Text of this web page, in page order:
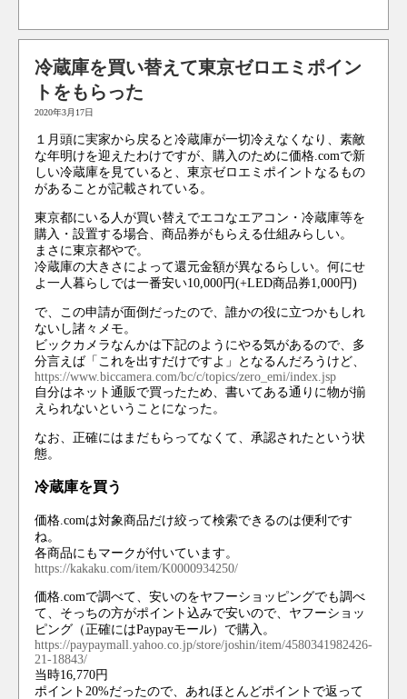
冷蔵庫を買い替えて東京ゼロエミポイン
トをもらった
2020年3月17日
１月頭に実家から戻ると冷蔵庫が一切冷えなくなり、素敵
な年明けを迎えたわけですが、購入のために価格.comで新
しい冷蔵庫を見ていると、東京ゼロエミポイントなるもの
があることが記載されている。
東京都にいる人が買い替えでエコなエアコン・冷蔵庫等を
購入・設置する場合、商品券がもらえる仕組みらしい。
まさに東京都やで。
冷蔵庫の大きさによって還元金額が異なるらしい。何にせ
よ一人暮らしでは一番安い10,000円(+LED商品券1,000円)
で、この申請が面倒だったので、誰かの役に立つかもしれ
ないし諸々メモ。
ビックカメラなんかは下記のようにやる気があるので、多
分言えば「これを出すだけですよ」となるんだろうけど、
https://www.biccamera.com/bc/c/topics/zero_emi/index.jsp
自分はネット通販で買ったため、書いてある通りに物が揃
えられないということになった。
なお、正確にはまだもらってなくて、承認されたという状
態。
冷蔵庫を買う
価格.comは対象商品だけ絞って検索できるのは便利です
ね。
各商品にもマークが付いています。
https://kakaku.com/item/K0000934250/
価格.comで調べて、安いのをヤフーショッピングでも調べ
て、そっちの方がポイント込みで安いので、ヤフーショッ
ピング（正確にはPaypayモール）で購入。
https://paypaymall.yahoo.co.jp/store/joshin/item/4580341982426-
21-18843/
当時16,770円
ポイント20%だったので、あれほとんどポイントで返って